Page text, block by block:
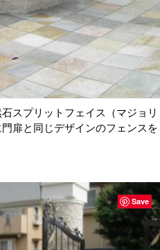
スプリットフェイス（マジョリ
扉と同じデザインのフェンスを
Save